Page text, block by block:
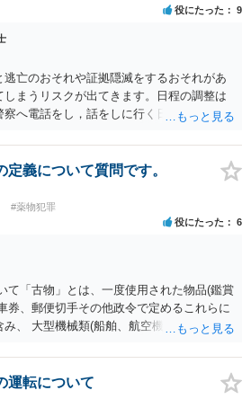
役にたった 9
亡のおそれや証拠隠滅をするおそれがあ
まうリスクが出てきます。日程の調整は
へ電話をし，話をしに行く日程の調整を
可能です。
義について質問です。
#薬物犯罪
役にたった 6
て「古物」とは、一度使用された物品(鑑賞
券、郵便切手その他政令で定めるこれらに
、 大型機械類(船舶、航空機、工作機械そ
物品で使用のために取引 きされたもの又は
れをしたものをいう。 単純に言うと、一
は、法律上は、古物になります。 したが
運転について